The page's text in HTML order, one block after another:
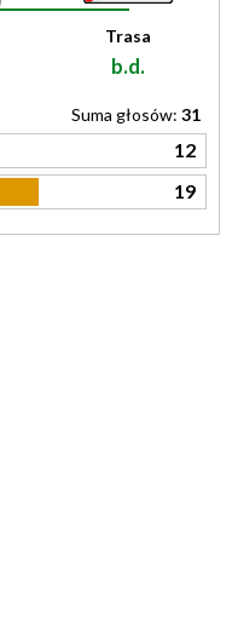
Trasa
b.d.
Suma głosów: 31
12
19